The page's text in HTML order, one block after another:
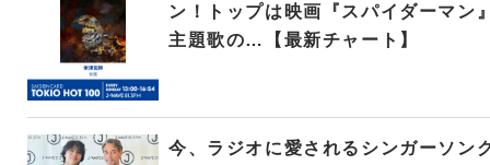
ン！トップは映画『スパイダーマン
主題歌の…【最新チャート】
今、ラジオに愛されるシンガーソン